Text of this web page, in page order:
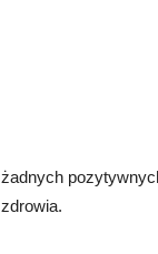
żadnych
zdrowia.